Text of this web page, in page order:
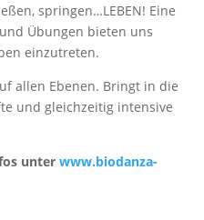
springen…LEBEN! Eine
Übungen bieten uns
einzutreten.
allen Ebenen. Bringt in die
und gleichzeitig intensive
unter www.biodanza-